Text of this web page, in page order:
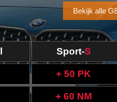
Bekijk alle
Sport-S
+ 50 PK
+ 60 NM